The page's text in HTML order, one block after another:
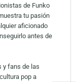
de Funko
tu pasión
aficionado
antes de
y fans de las
pop a